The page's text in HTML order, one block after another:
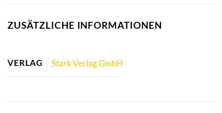
ZUSÄTZLICHE INFORMATIONEN
VERLAG Stark Verlag GmbH